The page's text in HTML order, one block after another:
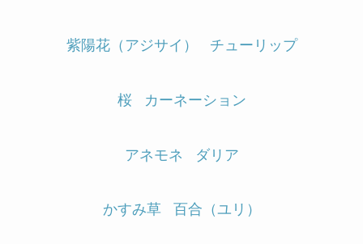
紫陽花（アジサイ） チューリップ
桜 カーネーション
アネモネ ダリア
かすみ草 百合（ユリ）